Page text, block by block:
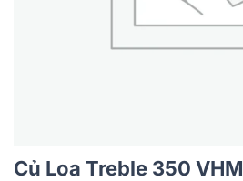
Củ Loa Treble 350 VHM